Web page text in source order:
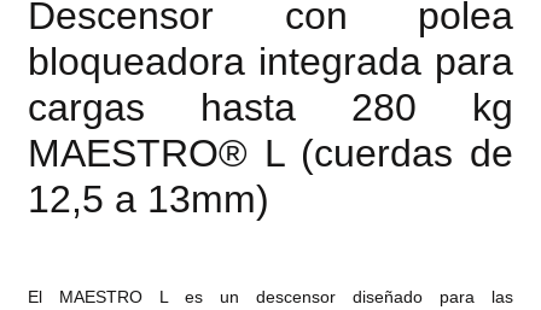
Descensor con polea
bloqueadora integrada para
cargas hasta 280 kg
MAESTRO® L (cuerdas de
12,5 a 13mm)
El MAESTRO L es un descensor diseñado para las